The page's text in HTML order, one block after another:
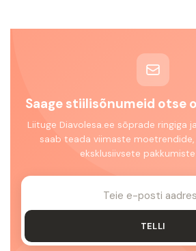
Saage stiilisõnumeid otse
Liituge Diavolesa.ee sõprade ringiga
saab teada viimaste
eksklusiivsete
TELLI